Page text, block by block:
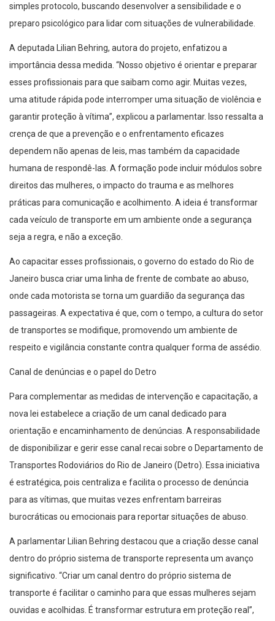
simples protocolo, buscando desenvolver a sensibilidade e o
preparo psicológico para lidar com situações de vulnerabilidade.
A deputada Lilian Behring, autora do projeto, enfatizou a
importância dessa medida. “Nosso objetivo é orientar e preparar
esses profissionais para que saibam como agir. Muitas vezes,
uma atitude rápida pode interromper uma situação de violência e
garantir proteção à vítima”, explicou a parlamentar. Isso ressalta a
crença de que a prevenção e o enfrentamento eficazes
dependem não apenas de leis, mas também da capacidade
humana de respondê-las. A formação pode incluir módulos sobre
direitos das mulheres, o impacto do trauma e as melhores
práticas para comunicação e acolhimento. A ideia é transformar
cada veículo de transporte em um ambiente onde a segurança
seja a regra, e não a exceção.
Ao capacitar esses profissionais, o governo do estado do Rio de
Janeiro busca criar uma linha de frente de combate ao abuso,
onde cada motorista se torna um guardião da segurança das
passageiras. A expectativa é que, com o tempo, a cultura do setor
de transportes se modifique, promovendo um ambiente de
respeito e vigilância constante contra qualquer forma de assédio.
Canal de denúncias e o papel do Detro
Para complementar as medidas de intervenção e capacitação, a
nova lei estabelece a criação de um canal dedicado para
orientação e encaminhamento de denúncias. A responsabilidade
de disponibilizar e gerir esse canal recai sobre o Departamento de
Transportes Rodoviários do Rio de Janeiro (Detro). Essa iniciativa
é estratégica, pois centraliza e facilita o processo de denúncia
para as vítimas, que muitas vezes enfrentam barreiras
burocráticas ou emocionais para reportar situações de abuso.
A parlamentar Lilian Behring destacou que a criação desse canal
dentro do próprio sistema de transporte representa um avanço
significativo. “Criar um canal dentro do próprio sistema de
transporte é facilitar o caminho para que essas mulheres sejam
ouvidas e acolhidas. É transformar estrutura em proteção real”,